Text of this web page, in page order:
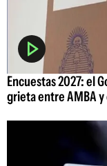
Encuestas 2027: el
grieta entre AMBA